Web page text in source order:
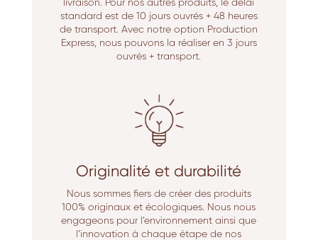
livraison. Pour nos autres produits, le délai
standard est de 10 jours ouvrés + 48 heures
de transport. Avec notre option Production
Express, nous pouvons la réaliser en 3 jours
ouvrés + transport.
Originalité et durabilité
Nous sommes fiers de créer des produits
100% originaux et écologiques. Nous nous
engageons pour l’environnement ainsi que
l’innovation à chaque étape de nos